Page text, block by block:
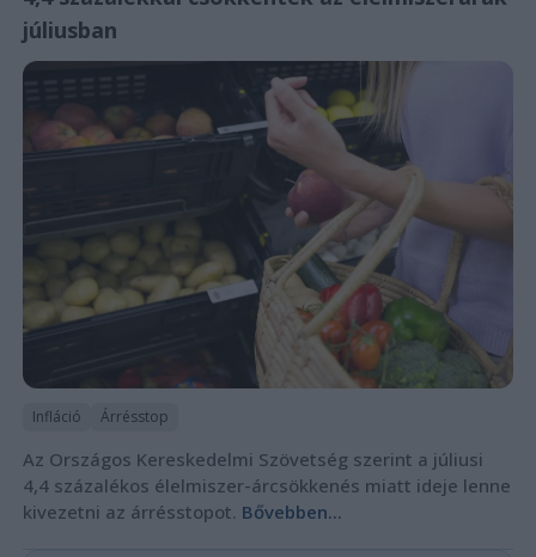
júliusban
Infláció Árrésstop
Az Országos Kereskedelmi Szövetség szerint a júliusi
4,4 százalékos élelmiszer-árcsökkenés miatt ideje lenne
kivezetni az árrésstopot. Bővebben...